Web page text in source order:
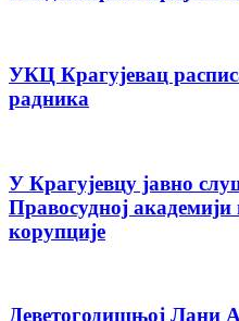
УКЦ Крагујевац
радника
У Крагујевцу јавно
Правосудној
корупције
Деветогодишњој Лани